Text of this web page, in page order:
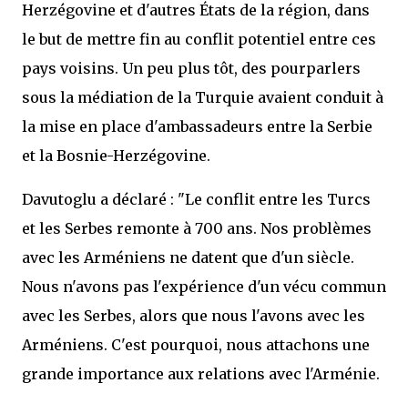
Herzégovine et d'autres États de la région, dans
le but de mettre fin au conflit potentiel entre ces
pays voisins. Un peu plus tôt, des pourparlers
sous la médiation de la Turquie avaient conduit à
la mise en place d'ambassadeurs entre la Serbie
et la Bosnie-Herzégovine.
Davutoglu a déclaré : "Le conflit entre les Turcs
et les Serbes remonte à 700 ans. Nos problèmes
avec les Arméniens ne datent que d'un siècle.
Nous n'avons pas l'expérience d'un vécu commun
avec les Serbes, alors que nous l'avons avec les
Arméniens. C'est pourquoi, nous attachons une
grande importance aux relations avec l'Arménie.